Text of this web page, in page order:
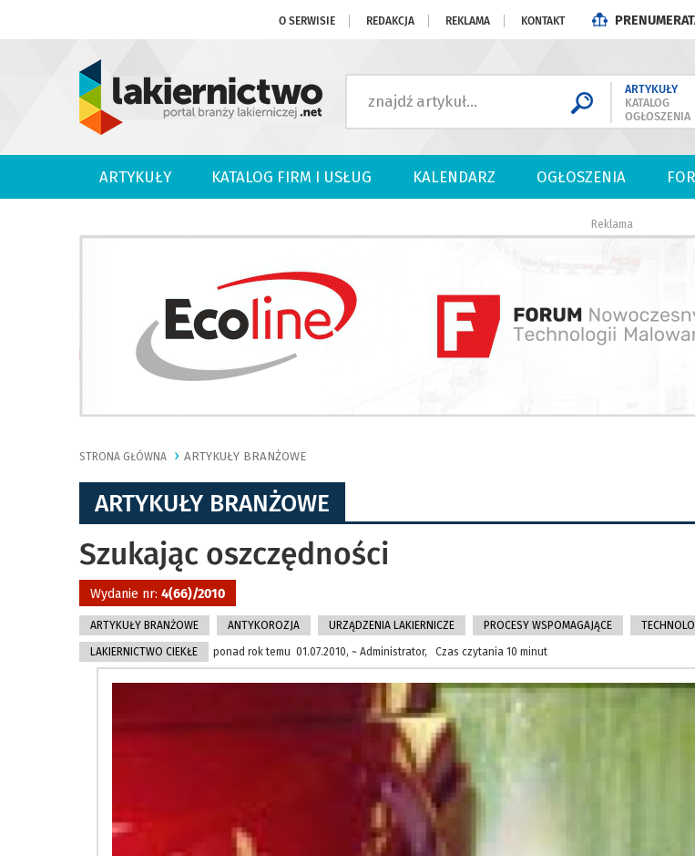
O SERWISIE REDAKCJA REKLAMA KONTAKT
ARTYKUŁY
KATALOG
OGŁOSZENIA
ARTYKUŁY KATALOG FIRM I USŁUG KALENDARZ OGŁOSZENIA
Reklama
STRONA GŁÓWNA ARTYKUŁY BRANŻOWE
ARTYKUŁY BRANŻOWE
Szukając oszczędności
Wydanie nr: 4(66)/2010
ARTYKUŁY BRANŻOWE ANTYKOROZJA URZĄDZENIA LAKIERNICZE PROCESY WSPOMAGAJĄCE
LAKIERNICTWO CIEKŁE ponad rok temu 01.07.2010, ~ Administrator, Czas czytania 10 minut